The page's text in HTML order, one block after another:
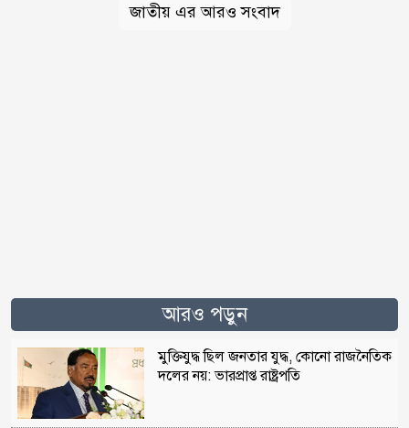
জাতীয় এর আরও সংবাদ
আরও পড়ুন
মুক্তিযুদ্ধ ছিল জনতার যুদ্ধ, কোনো রাজনৈতিক
দলের নয়: ভারপ্রাপ্ত রাষ্ট্রপতি